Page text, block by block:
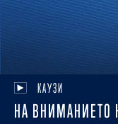
КАУЗИ
НА ВНИМАНИЕТО